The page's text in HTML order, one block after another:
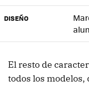
DISEÑO
El resto de
todos los